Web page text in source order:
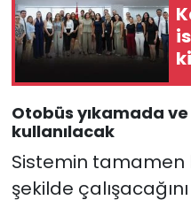
Otobüs yıkamada
kullanılacak
Sistemin tamamen
şekilde